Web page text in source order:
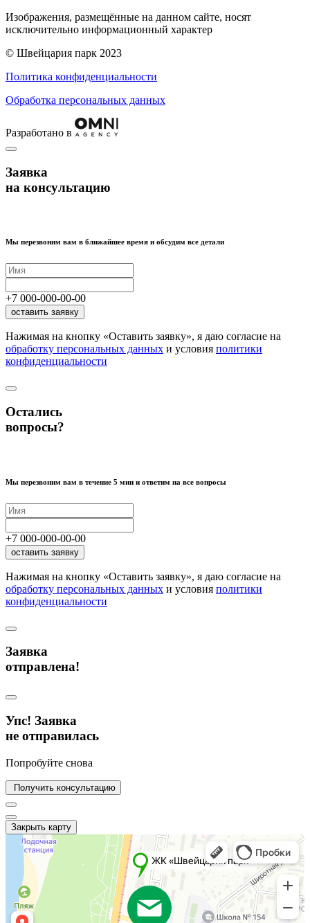
Изображения, размещённые на данном сайте, носят
исключительно информационный характер
© Швейцария парк 2023
Политика конфиденциальности
Обработка персональных данных
Разработано в
Заявка
на консультацию
Мы перезвоним вам в ближайшее время и обсудим все детали
+7 000-000-00-00
оставить заявку
Нажимая на кнопку «Оставить заявку», я даю согласие на
обработку персональных данных и условия политики
конфиденциальности
Остались
вопросы?
Мы перезвоним вам в течение 5 мин и ответим на все вопросы
+7 000-000-00-00
оставить заявку
Нажимая на кнопку «Оставить заявку», я даю согласие на
обработку персональных данных и условия политики
конфиденциальности
Заявка
отправлена!
Упс! Заявка
не отправилась
Попробуйте снова
Получить консультацию
Закрыть карту